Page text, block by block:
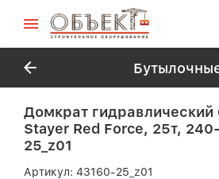
Домкрат гидравлический
Stayer Red Force, 25т,
25_z01
Артикул: 43160-25_z01